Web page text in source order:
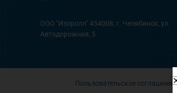
ООО "Изоролл" 454008, г. Челябинск, ул.
Автодорожная, 5
Пользовательское соглашение